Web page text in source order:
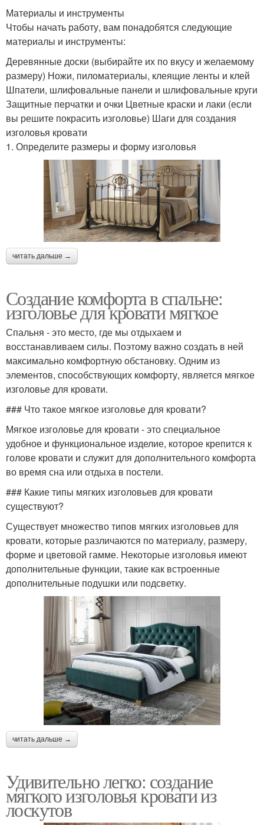
Материалы и инструменты
Чтобы начать работу, вам понадобятся следующие
материалы и инструменты:
Деревянные доски (выбирайте их по вкусу и желаемому
размеру) Ножи, пиломатериалы, клеящие ленты и клей
Шпатели, шлифовальные панели и шлифовальные круги
Защитные перчатки и очки Цветные краски и лаки (если
вы решите покрасить изголовье) Шаги для создания
изголовья кровати
1. Определите размеры и форму изголовья
читать дальше →
Создание комфорта в спальне:
изголовье для кровати мягкое
Спальня - это место, где мы отдыхаем и
восстанавливаем силы. Поэтому важно создать в ней
максимально комфортную обстановку. Одним из
элементов, способствующих комфорту, является мягкое
изголовье для кровати.
### Что такое мягкое изголовье для кровати?
Мягкое изголовье для кровати - это специальное
удобное и функциональное изделие, которое крепится к
голове кровати и служит для дополнительного комфорта
во время сна или отдыха в постели.
### Какие типы мягких изголовьев для кровати
существуют?
Существует множество типов мягких изголовьев для
кровати, которые различаются по материалу, размеру,
форме и цветовой гамме. Некоторые изголовья имеют
дополнительные функции, такие как встроенные
дополнительные подушки или подсветку.
читать дальше →
Удивительно легко: создание
мягкого изголовья кровати из
лоскутов